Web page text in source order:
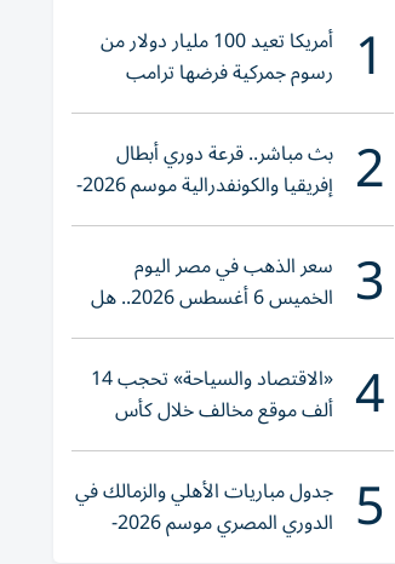
1 أمريكا تعيد 100 مليار دولار من
رسوم جمركية فرضها ترامب
2 بث مباشر.. قرعة دوري أبطال
إفريقيا والكونفدرالية موسم 2026-
2027
3 سعر الذهب في مصر اليوم
الخميس 6 أغسطس 2026.. هل
تنوي الشراء؟
4 «الاقتصاد والسياحة» تحجب 14
ألف موقع مخالف خلال كأس
العالم 2026
5 جدول مباريات الأهلي والزمالك في
الدوري المصري موسم 2026-